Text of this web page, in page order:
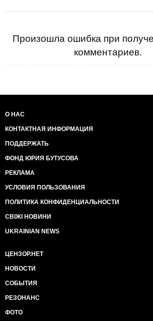
Произошла ошибка при
комментариев.
О НАС
КОНТАКТНАЯ ИНФОРМАЦИЯ
ПОДДЕРЖАТЬ
ФОНД ЮРИЯ БУТУСОВА
РЕКЛАМА
УСЛОВИЯ ПОЛЬЗОВАНИЯ
ПОЛИТИКА КОНФИДЕНЦИАЛЬНОСТИ
СВІЖІ НОВИНИ
UKRAINIAN NEWS
ЦЕНЗОР.НЕТ
НОВОСТИ
СОБЫТИЯ
РЕЗОНАНС
ФОТО